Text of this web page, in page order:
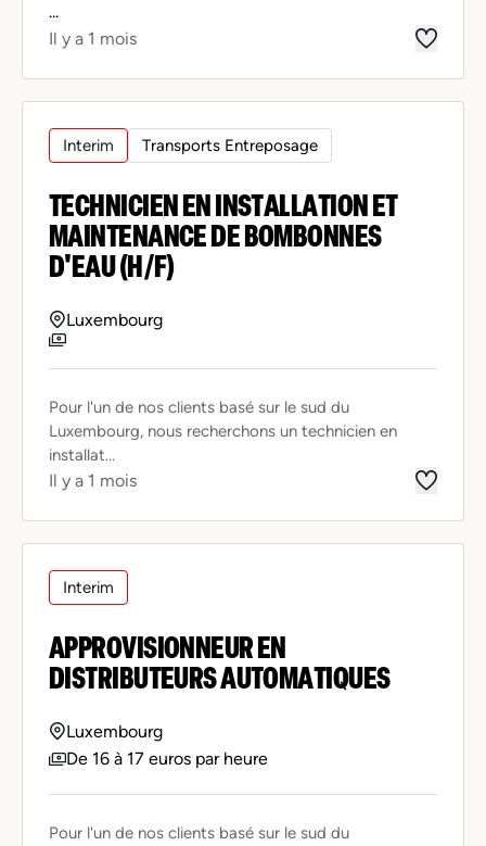
...
Il y a 1 mois
Interim Transports Entreposage
TECHNICIEN EN INSTALLATION ET
MAINTENANCE DE BOMBONNES
D'EAU (H/F)
Luxembourg
Pour l'un de nos clients basé sur le sud du
Luxembourg, nous recherchons un technicien en
installat...
Il y a 1 mois
Interim
APPROVISIONNEUR EN
DISTRIBUTEURS AUTOMATIQUES
Luxembourg
De 16 à 17 euros par heure
Pour l'un de nos clients basé sur le sud du